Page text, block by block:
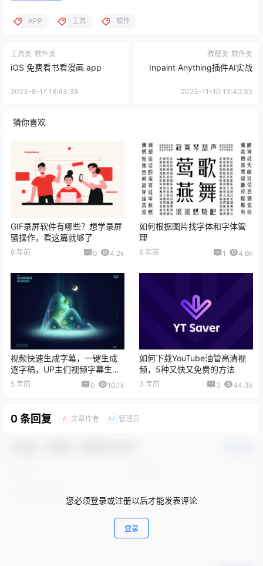
APP 工具 软件
工具类 软件类
iOS 免费看书看漫画 app
2023-8-17 18:43:38
教程类 软件类
Inpaint Anything插件AI实战
2023-11-10 13:40:35
猜你喜欢
GIF录屏软件有哪些？想学录屏
骚操作，看这篇就够了
6 年前 0 4.2k
如何根据图片找字体和字体管
理
6 年前 1 4.6k
视频快速生成字幕，一键生成
逐字稿，UP主们视频字幕生成
的必备神器！
5 年前 0 10.1k
如何下载YouTube油管高清视
频，5种又快又免费的方法
3 年前 3 44.3k
0 条回复 A 文章作者 M 管理员
您必须登录或注册以后才能发表评论
登录